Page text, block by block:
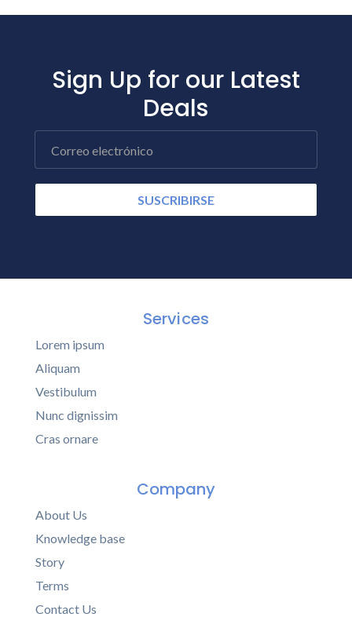
Sign Up for our Latest
Deals
Correo electrónico
SUSCRIBIRSE
Services
Lorem ipsum
Aliquam
Vestibulum
Nunc dignissim
Cras ornare
Company
About Us
Knowledge base
Story
Terms
Contact Us